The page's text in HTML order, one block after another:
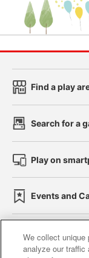
Find a play
Search for a
Play on
Events and
Affiliate
We collect
analyze our traffic